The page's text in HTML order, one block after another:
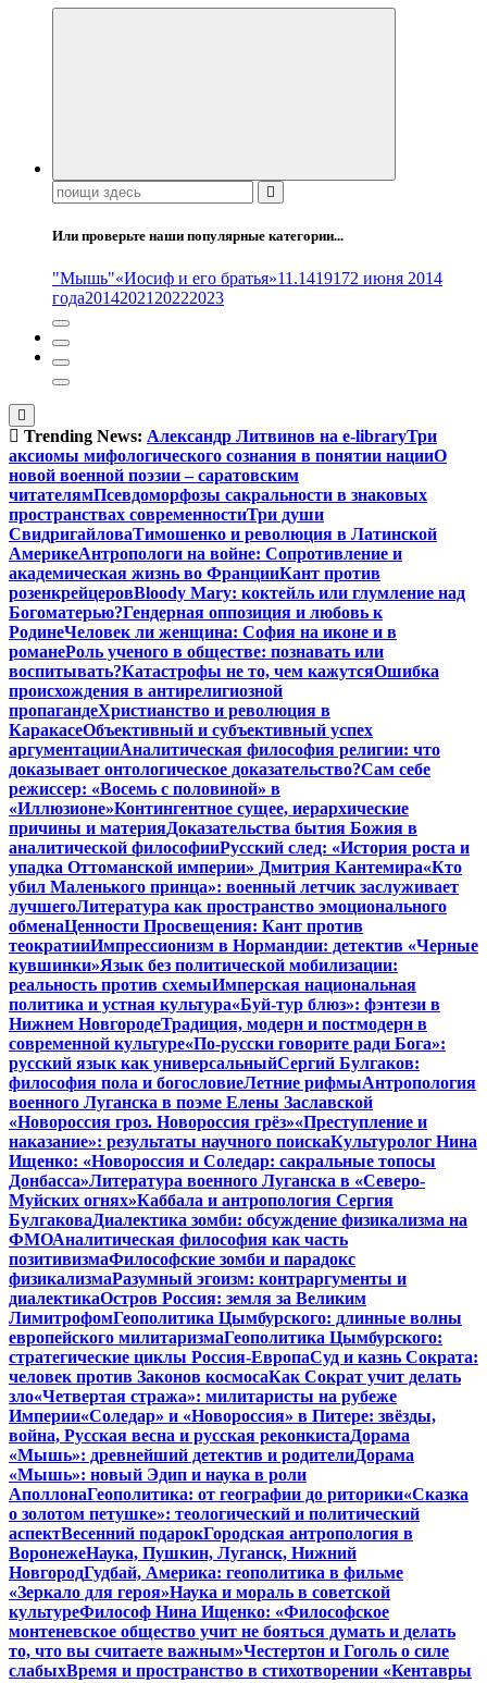
Поиск:
Или проверьте наши популярные категории...
"Мышь"«Иосиф и его братья»11.1419172 июня 2014
года20142021 20222023
Trending News: Александр Литвинов на e-libraryТри
аксиомы мифологического сознания в понятии нацииО
новой военной поэзии – саратовским
читателямПсевдоморфозы сакральности в знаковых
пространствах современностиТри души
СвидригайловаТимошенко и революция в Латинской
АмерикеАнтропологи на войне: Сопротивление и
академическая жизнь во ФранцииКант против
розенкрейцеровBloody Mary: коктейль или глумление над
Богоматерью?Гендерная оппозиция и любовь к
РодинеЧеловек ли женщина: София на иконе и в
романеРоль ученого в обществе: познавать или
воспитывать?Катастрофы не то, чем кажутсяОшибка
происхождения в антирелигиозной
пропагандеХристианство и революция в
КаракасеОбъективный и субъективный успех
аргументацииАналитическая философия религии: что
доказывает онтологическое доказательство?Сам себе
режиссер: «Восемь с половиной» в
«Иллюзионе»Контингентное сущее, иерархические
причины и материяДоказательства бытия Божия в
аналитической философииРусский след: «История роста и
упадка Оттоманской империи» Дмитрия Кантемира«Кто
убил Маленького принца»: военный летчик заслуживает
лучшегоЛитература как пространство эмоционального
обменаЦенности Просвещения: Кант против
теократииИмпрессионизм в Нормандии: детектив «Черные
кувшинки»Язык без политической мобилизации:
реальность против схемыИмперская национальная
политика и устная культура«Буй-тур блюз»: фэнтези в
Нижнем НовгородеТрадиция, модерн и постмодерн в
современной культуре«По-русски говорите ради Бога»:
русский язык как универсальныйСергий Булгаков:
философия пола и богословиеЛетние рифмыАнтропология
военного Луганска в поэме Елены Заславской
«Новороссия гроз. Новороссия грёз»«Преступление и
наказание»: результаты научного поискаКультуролог Нина
Ищенко: «Новороссия и Соледар: сакральные топосы
Донбасса»Литература военного Луганска в «Северо-
Муйских огнях»Каббала и антропология Сергия
БулгаковаДиалектика зомби: обсуждение физикализма на
ФМОАналитическая философия как часть
позитивизмаФилософские зомби и парадокс
физикализмаРазумный эгоизм: контраргументы и
диалектикаОстров Россия: земля за Великим
ЛимитрофомГеополитика Цымбурского: длинные волны
европейского милитаризмаГеополитика Цымбурского:
стратегические циклы Россия-ЕвропаСуд и казнь Сократа:
человек против Законов космосаКак Сократ учит делать
зло«Четвертая стража»: милитаристы на рубеже
Империи«Соледар» и «Новороссия» в Питере: звёзды,
война, Русская весна и русская реконкистаДорама
«Мышь»: древнейший детектив и родителиДорама
«Мышь»: новый Эдип и наука в роли
АполлонаГеополитика: от географии до риторики«Сказка
о золотом петушке»: теологический и политический
аспектВесенний подарокГородская антропология в
ВоронежеНаука, Пушкин, Луганск, Нижний
НовгородГудбай, Америка: геополитика в фильме
«Зеркало для героя»Наука и мораль в советской
культуреФилософ Нина Ищенко: «Философское
монтеневское общество учит не бояться думать и делать
то, что вы считаете важным»Честертон и Гоголь о силе
слабыхВремя и пространство в стихотворении «Кентавры